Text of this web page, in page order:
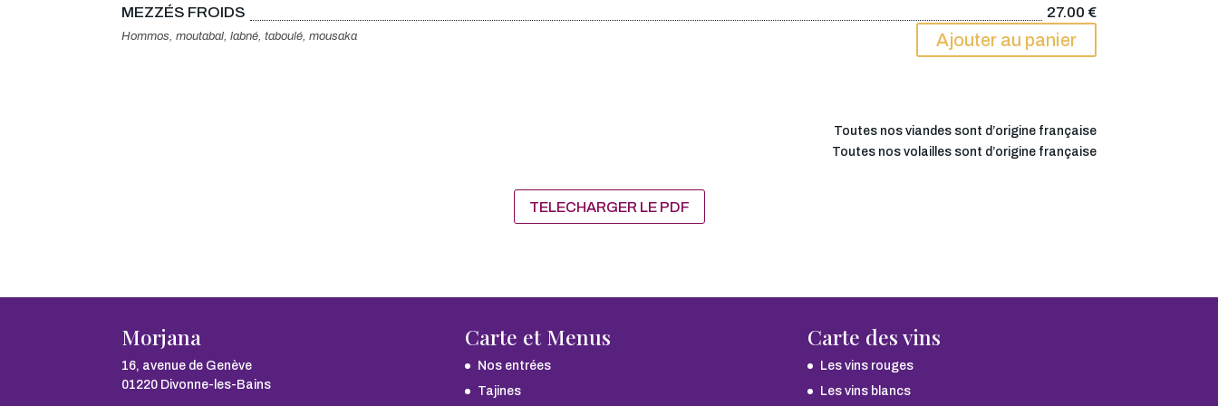
MEZZÉS FROIDS 27.00 €
Hommos, moutabal, labné, taboulé, mousaka Ajouter au panier
Toutes nos viandes sont d’origine française
Toutes nos volailles sont d’origine française
TELECHARGER LE PDF
Morjana
16, avenue de Genève
01220 Divonne-les-Bains
Carte et Menus
Nos entrées
Tajines
Carte des vins
Les vins rouges
Les vins blancs